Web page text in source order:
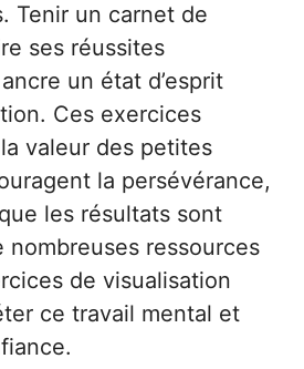
Tenir un carnet de
ses réussites
un état d’esprit
Ces exercices
valeur des petites
la persévérance,
les résultats sont
nombreuses ressources
de visualisation
ce travail mental et